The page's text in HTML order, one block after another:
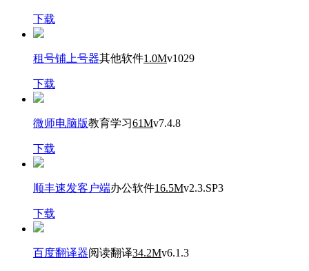
下载
租号铺上号器其他软件1.0Mv1029
下载
微师电脑版教育学习61Mv7.4.8
下载
顺丰速发客户端办公软件16.5Mv2.3.SP3
下载
百度翻译器阅读翻译34.2Mv6.1.3